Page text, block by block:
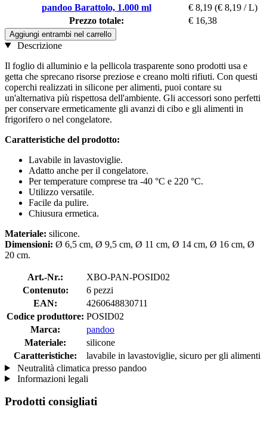
pandoo Barattolo, 1.000 ml
€ 8,19 (€ 8,19 / L)
Prezzo totale:
€ 16,38
Aggiungi entrambi nel carrello
Descrizione
Il foglio di alluminio e la pellicola trasparente sono prodotti usa e
getta che sprecano risorse preziose e creano molti rifiuti. Con questi
coperchi realizzati in silicone per alimenti, puoi contare su
un'alternativa più rispettosa dell'ambiente. Gli accessori sono perfetti
per conservare ermeticamente gli avanzi di cibo e gli alimenti in
frigorifero o nel congelatore.
Caratteristiche del prodotto:
Lavabile in lavastoviglie.
Adatto anche per il congelatore.
Per temperature comprese tra -40 °C e 220 °C.
Utilizzo versatile.
Facile da pulire.
Chiusura ermetica.
Materiale: silicone.
Dimensioni: Ø 6,5 cm, Ø 9,5 cm, Ø 11 cm, Ø 14 cm, Ø 16 cm, Ø
20 cm.
Art.-Nr.:
XBO-PAN-POSID02
Contenuto:
6 pezzi
EAN:
4260648830711
Codice produttore: POSID02
Marca:
pandoo
Materiale:
silicone
Caratteristiche:
lavabile in lavastoviglie, sicuro per gli alimenti
Neutralità climatica presso pandoo
Informazioni legali
Prodotti consigliati